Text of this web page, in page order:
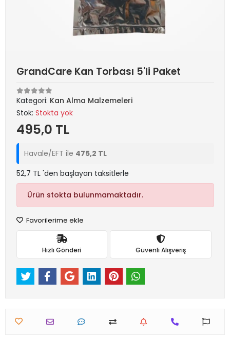
GrandCare Kan Torbası 5'li Paket
Kategori: Kan Alma Malzemeleri
Stok: Stokta yok
495,0 TL
Havale/EFT ile 475,2 TL
52,7 TL 'den başlayan taksitlerle
Ürün stokta bulunmamaktadır.
Favorilerime ekle
Hızlı Gönderi Güvenli Alışveriş